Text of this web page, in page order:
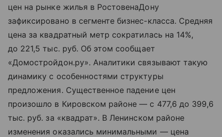
цен на рынке жилья в РостовенаДону
зафиксировано в сегменте бизнес-класса. Средняя
цена за квадратный метр сократилась на 14%,
до 221,5 тыс. руб. Об этом сообщает
«Домостройдон.ру». Аналитики связывают такую
динамику с особенностями структуры
предложения. Существенное падение цен
произошло в Кировском районе — с 477,6 до 399,6
тыс. руб. за «квадрат». В Ленинском районе
изменения оказались минимальными — цена